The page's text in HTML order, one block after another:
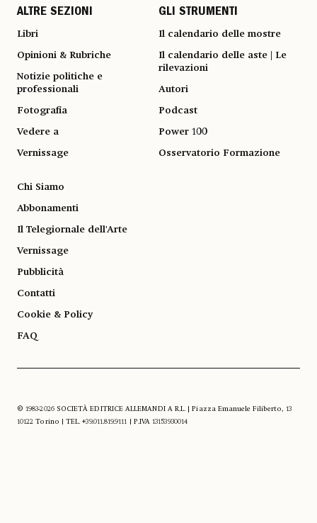
ALTRE SEZIONI
Libri
Opinioni & Rubriche
Notizie politiche e
professionali
Fotografia
Vedere a
Vernissage
GLI STRUMENTI
Il calendario delle mostre
Il calendario delle aste | Le
rilevazioni
Autori
Podcast
Power 100
Osservatorio Formazione
Chi Siamo
Abbonamenti
Il Telegiornale dell'Arte
Vernissage
Pubblicità
Contatti
Cookie & Policy
FAQ
© 1983-2026 SOCIETÀ EDITRICE ALLEMANDI A R.L. | Piazza Emanuele Filiberto, 13
10122 Torino | TEL. +39.011.819.9111 | P.IVA 13153930014